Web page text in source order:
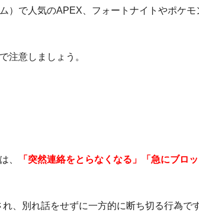
）で人気のAPEX、フォートナイトやポケモ
注意しましょう。
、 「突然連絡をとらなくなる」「急にブロッ
、別れ話をせずに一方的に断ち切る行為です